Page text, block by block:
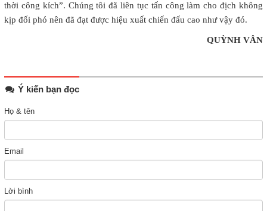
thời công kích”. Chúng tôi đã liên tục tấn công làm cho địch không
kịp đối phó nên đã đạt được hiệu xuất chiến đấu cao như vậy đó.
QUỲNH VÂN
Ý kiến bạn đọc
Họ & tên
Email
Lời bình